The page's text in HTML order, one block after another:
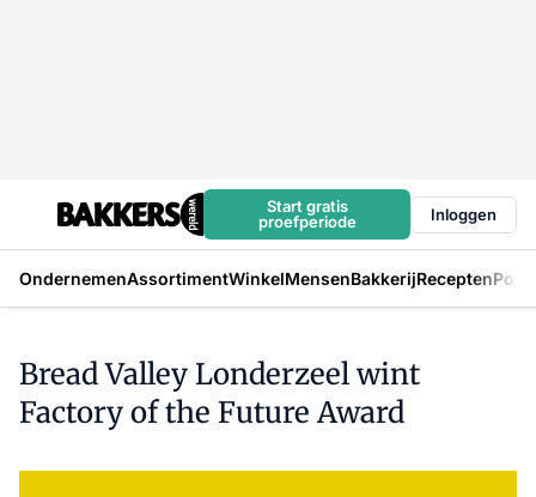
Start gratis
proefperiode
Inloggen
OndernemenAssortimentWinkelMensenBakkerijRecepten
Bread Valley Londerzeel wint
Factory of the Future Award